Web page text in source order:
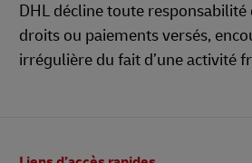
DHL décline toute responsabilité
droits ou paiements versés,
irrégulière du fait d’une activité